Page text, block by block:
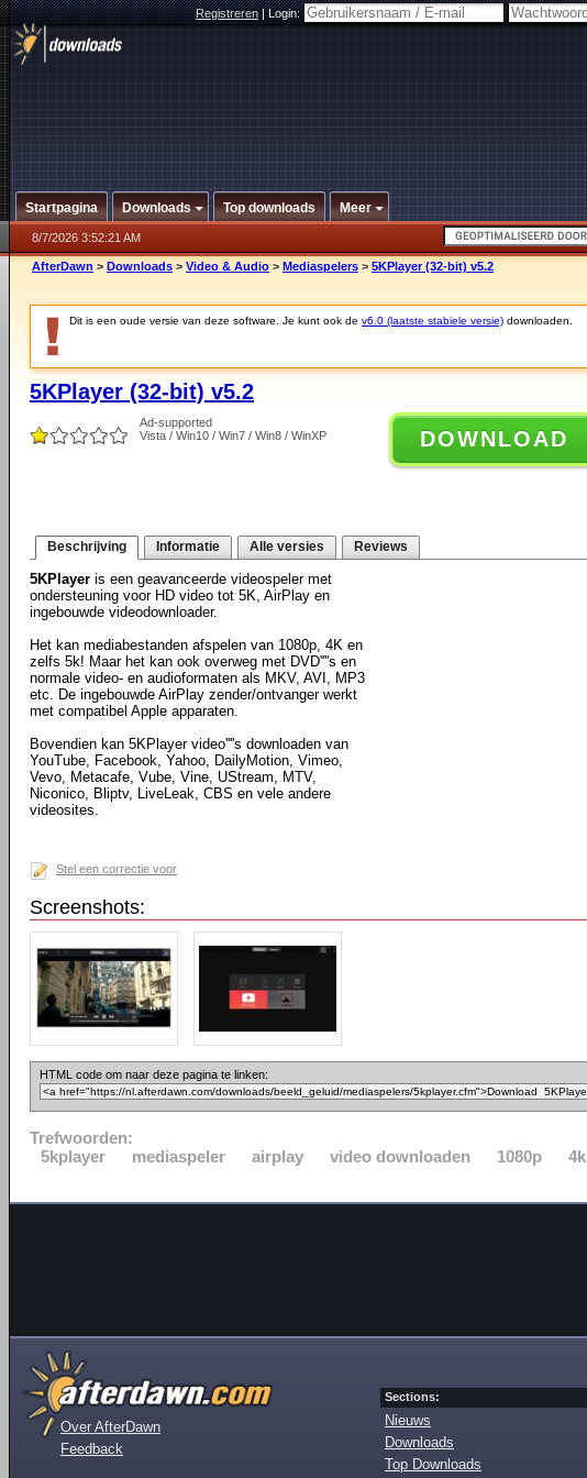
Registreren|Login:
Startpagina Downloads Top downloads Meer
8/7/2026 3:52:21 AM
AfterDawn > Downloads > Video & Audio > Mediaspelers > 5KPlayer (32-bit) v5.2
Dit is een oude versie van deze software. Je kunt ook de v6.0 (laatste stabiele versie) downloaden.
5KPlayer (32-bit) v5.2
Ad-supported
Vista / Win10 / Win7 / Win8 / WinXP
DOWNLOAD
Beschrijving Informatie Alle versies Reviews
5KPlayer is een geavanceerde videospeler met
ondersteuning voor HD video tot 5K, AirPlay en
ingebouwde videodownloader.
Het kan mediabestanden afspelen van 1080p, 4K en
zelfs 5k! Maar het kan ook overweg met DVD''''s en
normale video- en audioformaten als MKV, AVI, MP3
etc. De ingebouwde AirPlay zender/ontvanger werkt
met compatibel Apple apparaten.
Bovendien kan 5KPlayer video''''s downloaden van
YouTube, Facebook, Yahoo, DailyMotion, Vimeo,
Vevo, Metacafe, Vube, Vine, UStream, MTV,
Niconico, Bliptv, LiveLeak, CBS en vele andere
videosites.
Stel een correctie voor
Screenshots:
HTML code om naar deze pagina te linken:
Trefwoorden:
5kplayer
mediaspeler airplay video downloaden 1080p 4k
Over AfterDawn
Feedback
Sections:
Nieuws
Downloads
Top Downloads